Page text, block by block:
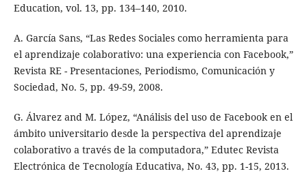
Education, vol. 13, pp. 134–140, 2010.
A. García Sans, “Las Redes Sociales como herramienta para
el aprendizaje colaborativo: una experiencia con Facebook,”
Revista RE - Presentaciones, Periodismo, Comunicación y
Sociedad, No. 5, pp. 49-59, 2008.
G. Álvarez and M. López, “Análisis del uso de Facebook en el
ámbito universitario desde la perspectiva del aprendizaje
colaborativo a través de la computadora,” Edutec Revista
Electrónica de Tecnología Educativa, No. 43, pp. 1-15, 2013.